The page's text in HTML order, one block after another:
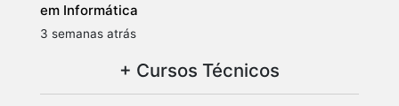
em Informática
3 semanas atrás
+ Cursos Técnicos